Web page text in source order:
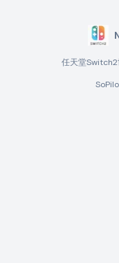
任天堂Switch2